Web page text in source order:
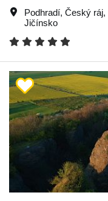
Podhradí, Český ráj,
Jičínsko